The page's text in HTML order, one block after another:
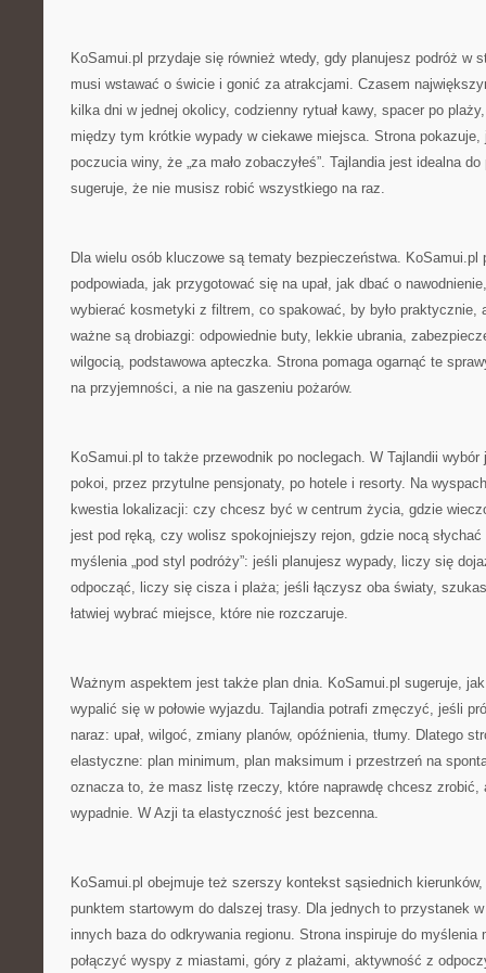
KoSamui.pl przydaje się również wtedy, gdy planujesz podróż w
musi wstawać o świcie i gonić za atrakcjami. Czasem
kilka dni w jednej okolicy, codzienny rytuał kawy, spacer po
między tym krótkie wypady w ciekawe miejsca. Strona
poczucia winy, że „za mało zobaczyłeś”. Tajlandia jest idealna
sugeruje, że nie musisz robić wszystkiego na raz.
Dla wielu osób kluczowe są tematy bezpieczeństwa. KoSamui.pl
podpowiada, jak przygotować się na upał, jak dbać o
wybierać kosmetyki z filtrem, co spakować, by było praktycznie,
ważne są drobiazgi: odpowiednie buty, lekkie ubrania,
wilgocią, podstawowa apteczka. Strona pomaga ogarnąć te
na przyjemności, a nie na gaszeniu pożarów.
KoSamui.pl to także przewodnik po noclegach. W Tajlandii
pokoi, przez przytulne pensjonaty, po hotele i resorty. Na
kwestia lokalizacji: czy chcesz być w centrum życia, gdzie
jest pod ręką, czy wolisz spokojniejszy rejon, gdzie nocą
myślenia „pod styl podróży”: jeśli planujesz wypady, liczy się
odpocząć, liczy się cisza i plaża; jeśli łączysz oba światy,
łatwiej wybrać miejsce, które nie rozczaruje.
Ważnym aspektem jest także plan dnia. KoSamui.pl sugeruje,
wypalić się w połowie wyjazdu. Tajlandia potrafi zmęczyć, jeśli
naraz: upał, wilgoć, zmiany planów, opóźnienia, tłumy. Dlatego
elastyczne: plan minimum, plan maksimum i przestrzeń na
oznacza to, że masz listę rzeczy, które naprawdę chcesz
wypadnie. W Azji ta elastyczność jest bezcenna.
KoSamui.pl obejmuje też szerszy kontekst sąsiednich
punktem startowym do dalszej trasy. Dla jednych to przystanek
innych baza do odkrywania regionu. Strona inspiruje do myślenia
połączyć wyspy z miastami, góry z plażami, aktywność z